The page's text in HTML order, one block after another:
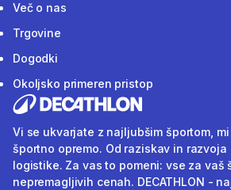
Več o nas
Trgovine
Dogodki
Okoljsko primeren pristop
Vi se ukvarjate z najljubšim športom,
športno opremo. Od raziskav in
logistike. Za vas to pomeni: vse za vaš
nepremagljivih cenah. DECATHLON -